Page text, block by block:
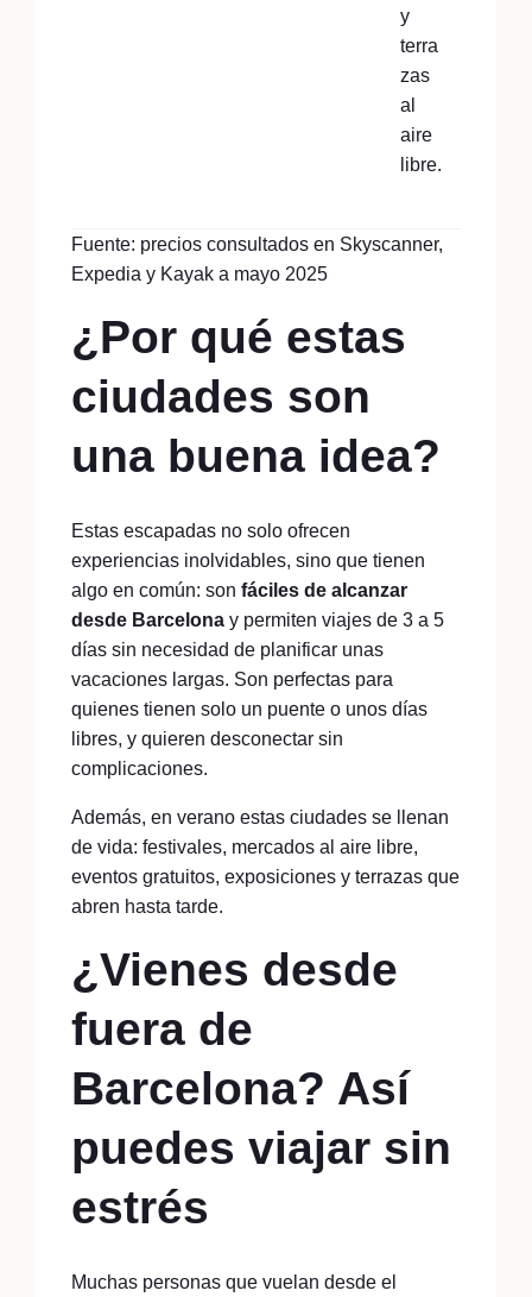
y
terra
zas
al
aire
libre.
Fuente: precios consultados en Skyscanner,
Expedia y Kayak a mayo 2025
¿Por qué estas
ciudades son
una buena idea?
Estas escapadas no solo ofrecen
experiencias inolvidables, sino que tienen
algo en común: son fáciles de alcanzar
desde Barcelona y permiten viajes de 3 a 5
días sin necesidad de planificar unas
vacaciones largas. Son perfectas para
quienes tienen solo un puente o unos días
libres, y quieren desconectar sin
complicaciones.
Además, en verano estas ciudades se llenan
de vida: festivales, mercados al aire libre,
eventos gratuitos, exposiciones y terrazas que
abren hasta tarde.
¿Vienes desde
fuera de
Barcelona? Así
puedes viajar sin
estrés
Muchas personas que vuelan desde el